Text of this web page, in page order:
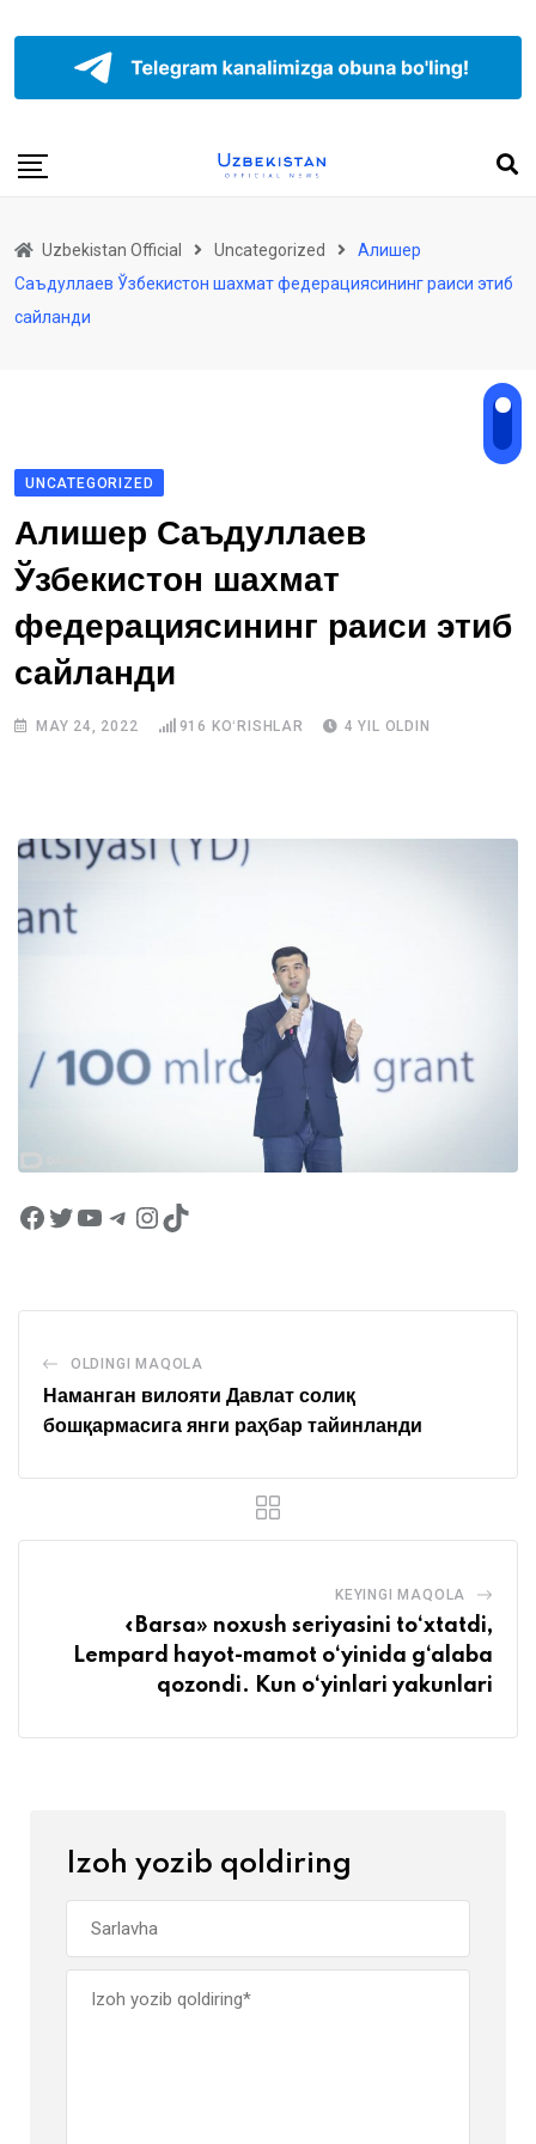
Uzbekistan Official Uncategorized
Алишер
Саъдуллаев Ўзбекистон шахмат федерациясининг раиси этиб
сайланди
UNCATEGORIZED
Алишер Саъдуллаев
Ўзбекистон шахмат
федерациясининг раиси этиб
сайланди
MAY 24, 2022 916 KOʻRISHLAR 4 YIL OLDIN
OLDINGI MAQOLA
Наманган вилояти Давлат солиқ
бошқармасига янги раҳбар тайинланди
KEYINGI MAQOLA
«Barsa» noxush seriyasini to‘xtatdi,
Lempard hayot-mamot o‘yinida g‘alaba
qozondi. Kun o‘yinlari yakunlari
Izoh yozib qoldiring